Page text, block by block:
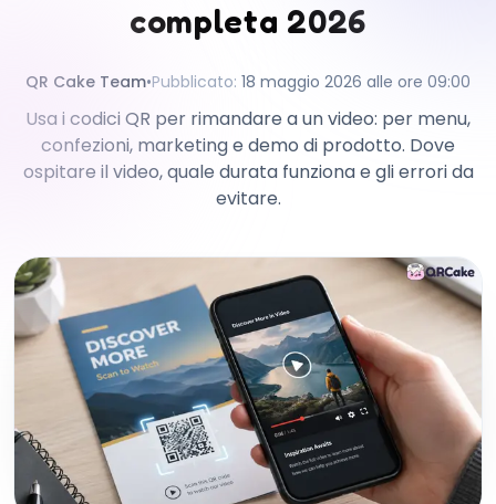
API
completa 2026
QR Cake Team•Pubblicato: 18 maggio 2026 alle ore 09:00
Usa i codici QR per rimandare a un video: per menu,
confezioni, marketing e demo di prodotto. Dove
ospitare il video, quale durata funziona e gli errori da
evitare.